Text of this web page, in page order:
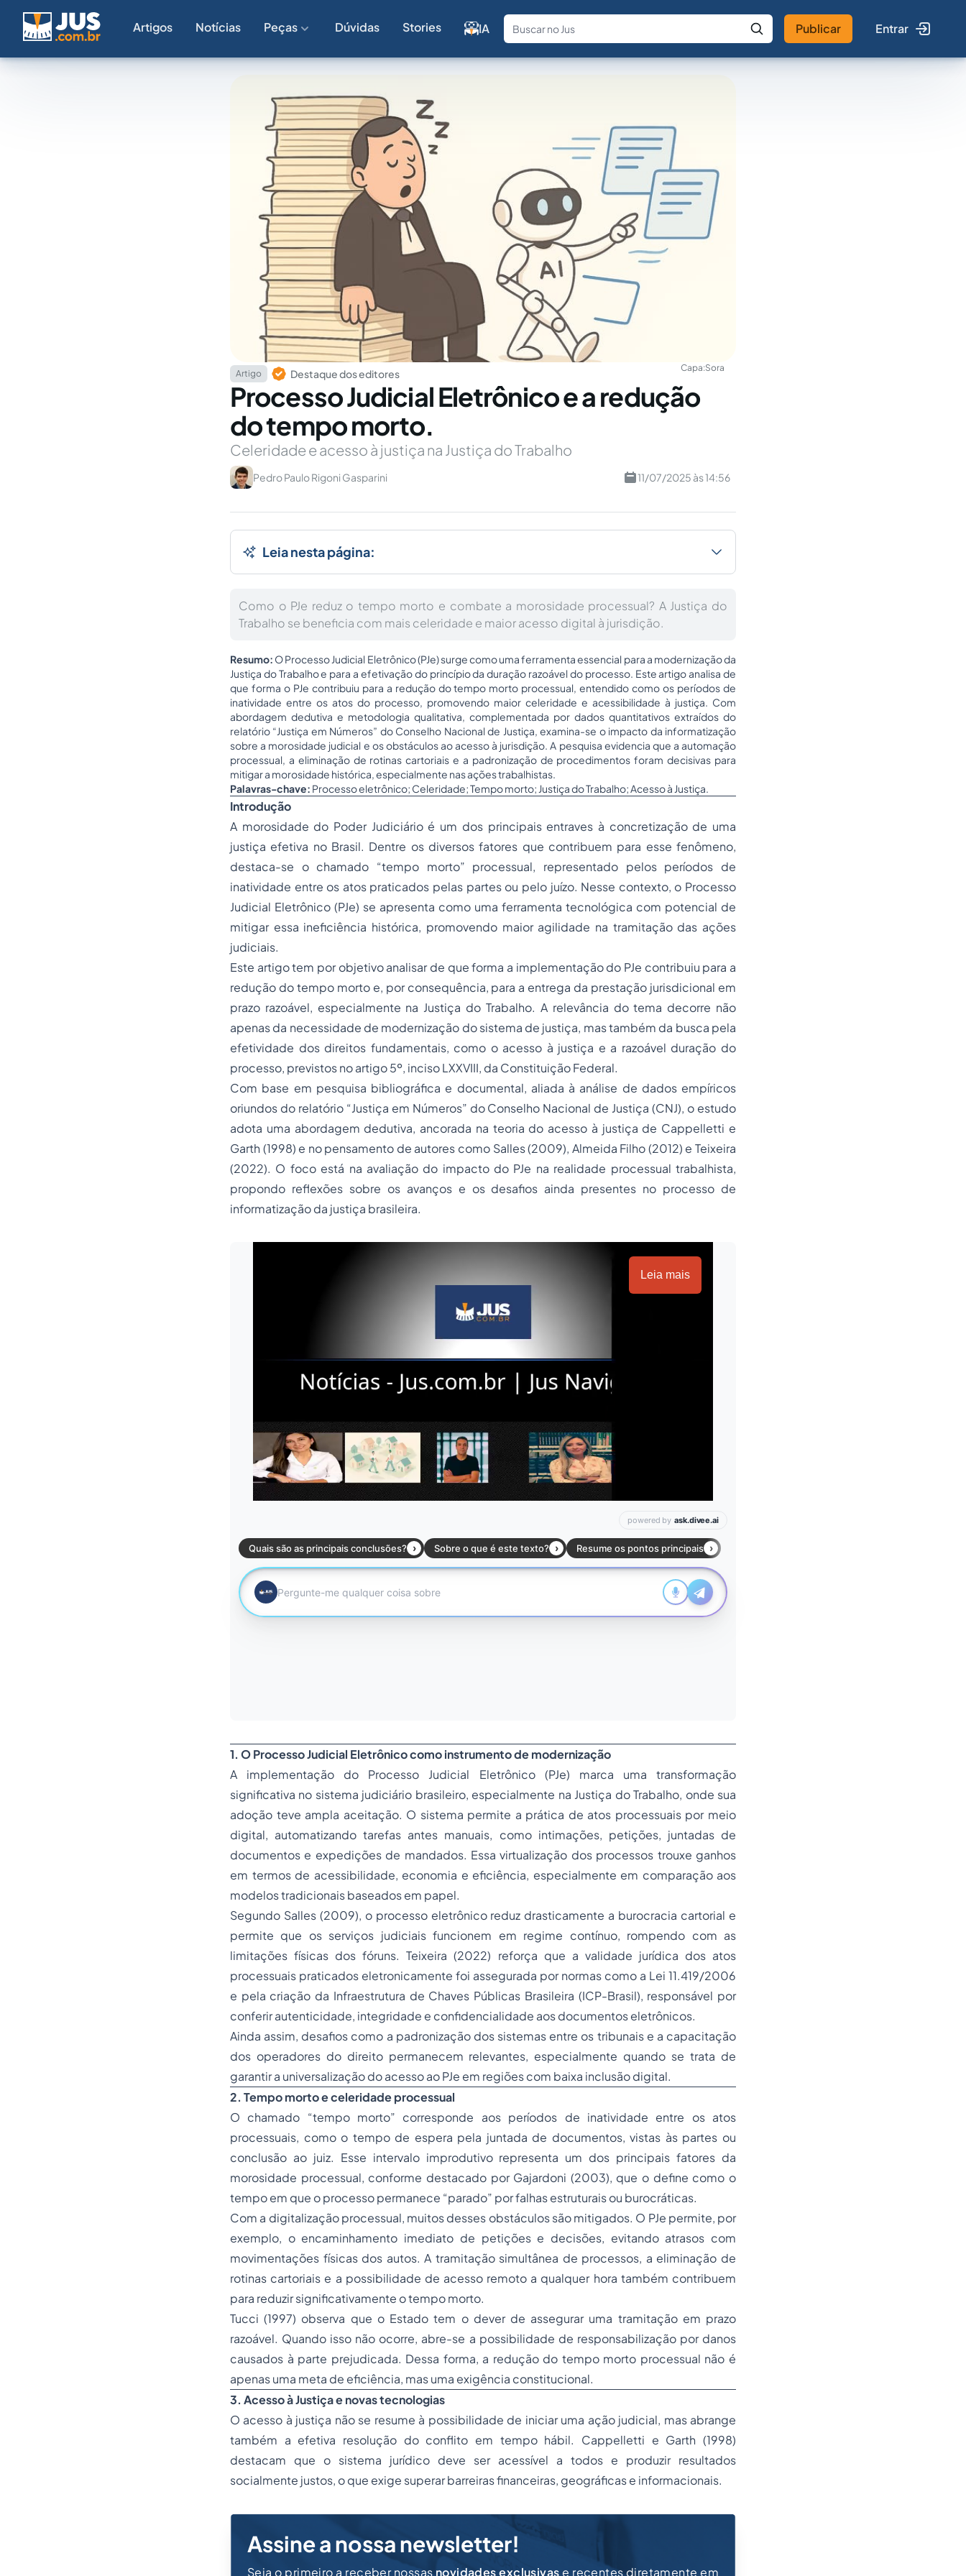
Artigos Notícias Peças Dúvidas Stories IA
Fale com a IA Buscar no Jus
Publicar Entrar
Capa:Sora
Artigo Destaque dos editores
Processo Judicial Eletrônico e a redução
do tempo morto.
Celeridade e acesso à justiça na Justiça do Trabalho
Pedro Paulo Rigoni Gasparini 11/07/2025 às 14:56
Leia nesta página:
Como o PJe reduz o tempo morto e combate a morosidade processual? A Justiça do
Trabalho se beneficia com mais celeridade e maior acesso digital à jurisdição.
Resumo: O Processo Judicial Eletrônico (PJe) surge como uma ferramenta essencial para a modernização da
Justiça do Trabalho e para a efetivação do princípio da duração razoável do processo. Este artigo analisa de
que forma o PJe contribuiu para a redução do tempo morto processual, entendido como os períodos de
inatividade entre os atos do processo, promovendo maior celeridade e acessibilidade à justiça. Com
abordagem dedutiva e metodologia qualitativa, complementada por dados quantitativos extraídos do
relatório “Justiça em Números” do Conselho Nacional de Justiça, examina-se o impacto da informatização
sobre a morosidade judicial e os obstáculos ao acesso à jurisdição. A pesquisa evidencia que a automação
processual, a eliminação de rotinas cartoriais e a padronização de procedimentos foram decisivas para
mitigar a morosidade histórica, especialmente nas ações trabalhistas.
Palavras-chave: Processo eletrônico; Celeridade; Tempo morto; Justiça do Trabalho; Acesso à Justiça.
Introdução
A morosidade do Poder Judiciário é um dos principais entraves à concretização de uma
justiça efetiva no Brasil. Dentre os diversos fatores que contribuem para esse fenômeno,
destaca-se o chamado “tempo morto” processual, representado pelos períodos de
inatividade entre os atos praticados pelas partes ou pelo juízo. Nesse contexto, o Processo
Judicial Eletrônico (PJe) se apresenta como uma ferramenta tecnológica com potencial de
mitigar essa ineficiência histórica, promovendo maior agilidade na tramitação das ações
judiciais.
Este artigo tem por objetivo analisar de que forma a implementação do PJe contribuiu para a
redução do tempo morto e, por consequência, para a entrega da prestação jurisdicional em
prazo razoável, especialmente na Justiça do Trabalho. A relevância do tema decorre não
apenas da necessidade de modernização do sistema de justiça, mas também da busca pela
efetividade dos direitos fundamentais, como o acesso à justiça e a razoável duração do
processo, previstos no artigo 5º, inciso LXXVIII, da Constituição Federal.
Com base em pesquisa bibliográfica e documental, aliada à análise de dados empíricos
oriundos do relatório “Justiça em Números” do Conselho Nacional de Justiça (CNJ), o estudo
adota uma abordagem dedutiva, ancorada na teoria do acesso à justiça de Cappelletti e
Garth (1998) e no pensamento de autores como Salles (2009), Almeida Filho (2012) e Teixeira
(2022). O foco está na avaliação do impacto do PJe na realidade processual trabalhista,
propondo reflexões sobre os avanços e os desafios ainda presentes no processo de
informatização da justiça brasileira.
Leia mais
1. O Processo Judicial Eletrônico como instrumento de modernização
A implementação do Processo Judicial Eletrônico (PJe) marca uma transformação
significativa no sistema judiciário brasileiro, especialmente na Justiça do Trabalho, onde sua
adoção teve ampla aceitação. O sistema permite a prática de atos processuais por meio
digital, automatizando tarefas antes manuais, como intimações, petições, juntadas de
documentos e expedições de mandados. Essa virtualização dos processos trouxe ganhos
em termos de acessibilidade, economia e eficiência, especialmente em comparação aos
modelos tradicionais baseados em papel.
Segundo Salles (2009), o processo eletrônico reduz drasticamente a burocracia cartorial e
permite que os serviços judiciais funcionem em regime contínuo, rompendo com as
limitações físicas dos fóruns. Teixeira (2022) reforça que a validade jurídica dos atos
processuais praticados eletronicamente foi assegurada por normas como a Lei 11.419/2006
e pela criação da Infraestrutura de Chaves Públicas Brasileira (ICP-Brasil), responsável por
conferir autenticidade, integridade e confidencialidade aos documentos eletrônicos.
Ainda assim, desafios como a padronização dos sistemas entre os tribunais e a capacitação
dos operadores do direito permanecem relevantes, especialmente quando se trata de
garantir a universalização do acesso ao PJe em regiões com baixa inclusão digital.
2. Tempo morto e celeridade processual
O chamado “tempo morto” corresponde aos períodos de inatividade entre os atos
processuais, como o tempo de espera pela juntada de documentos, vistas às partes ou
conclusão ao juiz. Esse intervalo improdutivo representa um dos principais fatores da
morosidade processual, conforme destacado por Gajardoni (2003), que o define como o
tempo em que o processo permanece “parado” por falhas estruturais ou burocráticas.
Com a digitalização processual, muitos desses obstáculos são mitigados. O PJe permite, por
exemplo, o encaminhamento imediato de petições e decisões, evitando atrasos com
movimentações físicas dos autos. A tramitação simultânea de processos, a eliminação de
rotinas cartoriais e a possibilidade de acesso remoto a qualquer hora também contribuem
para reduzir significativamente o tempo morto.
Tucci (1997) observa que o Estado tem o dever de assegurar uma tramitação em prazo
razoável. Quando isso não ocorre, abre-se a possibilidade de responsabilização por danos
causados à parte prejudicada. Dessa forma, a redução do tempo morto processual não é
apenas uma meta de eficiência, mas uma exigência constitucional.
3. Acesso à Justiça e novas tecnologias
O acesso à justiça não se resume à possibilidade de iniciar uma ação judicial, mas abrange
também a efetiva resolução do conflito em tempo hábil. Cappelletti e Garth (1998)
destacam que o sistema jurídico deve ser acessível a todos e produzir resultados
socialmente justos, o que exige superar barreiras financeiras, geográficas e informacionais.
Assine a nossa newsletter!
Seja o primeiro a receber nossasnovidades exclusivas e recentes diretamente em